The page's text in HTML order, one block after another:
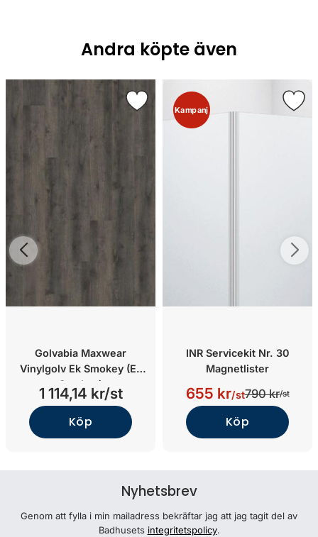
Andra köpte även
Golvabia Maxwear
Vinylgolv Ek Smokey (Ek
Smokey)
1 114,14 kr/st
Köp
Kampanj
INR Servicekit Nr. 30
Magnetlister
655 kr/st790 kr/st
Köp
Nyhetsbrev
Genom att fylla i min mailadress bekräftar jag att jag tagit del av
Badhusets integritetspolicy.